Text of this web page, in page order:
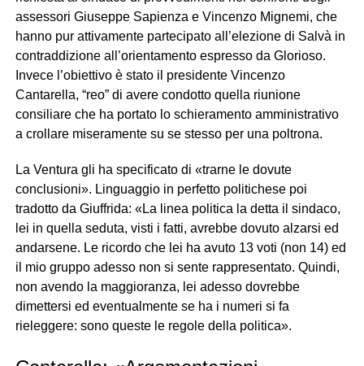
assessori Giuseppe Sapienza e Vincenzo Mignemi, che
hanno pur attivamente partecipato all’elezione di Salvà in
contraddizione all’orientamento espresso da Glorioso.
Invece l’obiettivo è stato il presidente Vincenzo
Cantarella, “reo” di avere condotto quella riunione
consiliare che ha portato lo schieramento amministrativo
a crollare miseramente su se stesso per una poltrona.
La Ventura gli ha specificato di «trarne le dovute
conclusioni». Linguaggio in perfetto politichese poi
tradotto da Giuffrida: «La linea politica la detta il sindaco,
lei in quella seduta, visti i fatti, avrebbe dovuto alzarsi ed
andarsene. Le ricordo che lei ha avuto 13 voti (non 14) ed
il mio gruppo adesso non si sente rappresentato. Quindi,
non avendo la maggioranza, lei adesso dovrebbe
dimettersi ed eventualmente se ha i numeri si fa
rieleggere: sono queste le regole della politica».